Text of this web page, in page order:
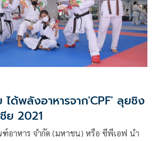
ได้พลังอาหารจาก'CPF' ลุยชิง
ย 2021
อาหาร จำกัด (มหาชน) หรือ ซีพีเอฟ นำ